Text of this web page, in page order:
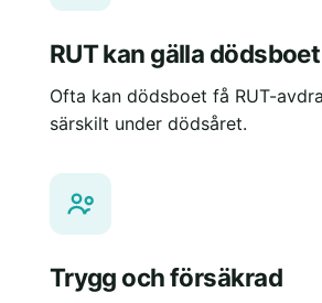
RUT kan gälla dödsboet
Ofta kan dödsboet få RUT-
särskilt under dödsåret.
Trygg och försäkrad